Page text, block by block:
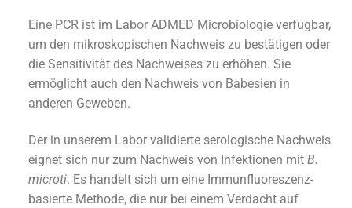
Eine PCR ist im Labor ADMED Microbiologie verfügbar,
um den mikroskopischen Nachweis zu bestätigen oder
die Sensitivität des Nachweises zu erhöhen. Sie
ermöglicht auch den Nachweis von Babesien in
anderen Geweben.
Der in unserem Labor validierte serologische Nachweis
eignet sich nur zum Nachweis von Infektionen mit B.
microti. Es handelt sich um eine Immunfluoreszenz-
basierte Methode, die nur bei einem Verdacht auf